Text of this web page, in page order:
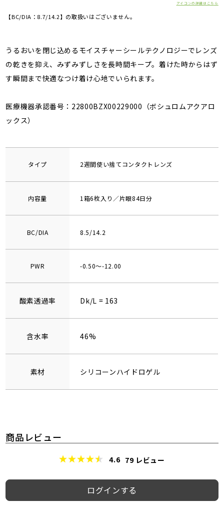
アイコンの詳細はこちら
【BC/DIA：8.7/14.2】の取扱いはございません。
うるおいを閉じ込めるモイスチャーシールテクノロジーでレンズ
の乾きを抑え、みずみずしさを長時間キープ。着けた時からはず
す瞬間まで快適なつけ着け心地でいられます。
医療機器承認番号：22800BZX00229000（ボシュロムアクアロ
ックス）
タイプ 2週間使い捨てコンタクトレンズ
内容量 1箱6枚入り／片眼84日分
BC/DIA 8.5/14.2
PWR -0.50～-12.00
酸素透過率 Dk/L = 163
含水率 46%
素材 シリコーンハイドロゲル
商品レビュー
4.6 79 レビュー
ログインする